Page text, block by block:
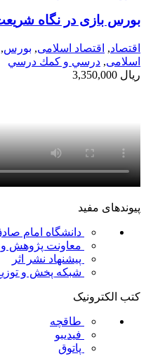
بورس بازی در نگاه
اقتصاد, اقتصاد اسلامی, بورس,
اسلامی, درسي و كمك درسي
ریال
پیوندهای مفید
دانشگاه امام
معاونت پژوهش و
پیشنهاد نشر اثر
شبکه پخش و
کتب الکترونیک
طاقچه
فیدیبو
پاتوق